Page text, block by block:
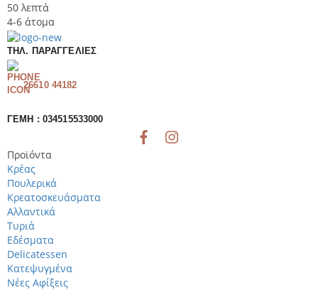
50 λεπτά
4-6 άτομα
ΤΗΛ. ΠΑΡΑΓΓΕΛΊΕΣ
26610 44182
ΓΕΜΗ : 034515533000
Προϊόντα
Κρέας
Πουλερικά
Κρεατοσκευάσματα
Αλλαντικά
Τυριά
Εδέσματα
Delicatessen
Κατεψυγμένα
Νέες Αφίξεις